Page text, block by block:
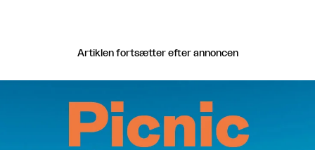
Artiklen fortsætter efter annoncen